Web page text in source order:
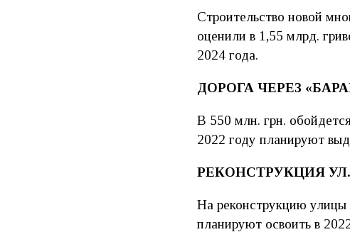
Строительство новой
оценили в 1,55 млрд.
2024 года.
ДОРОГА ЧЕРЕЗ
В 550 млн. грн.
2022 году планируют
РЕКОНСТРУКЦИЯ
На реконструкцию улицы
планируют освоить в